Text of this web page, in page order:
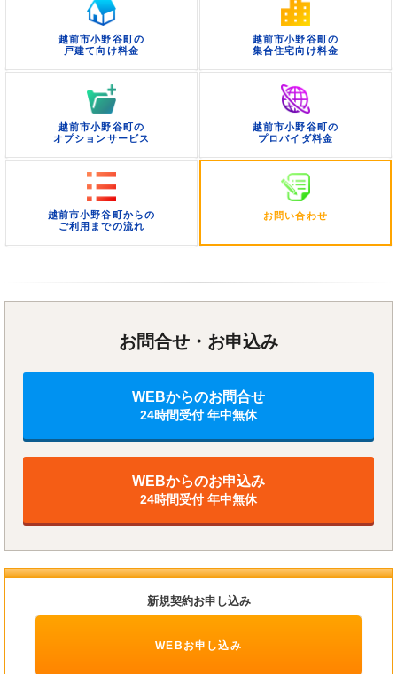
越前市小野谷町の
戸建て向け料金
越前市小野谷町の
集合住宅向け料金
越前市小野谷町の
オプションサービス
越前市小野谷町の
プロバイダ料金
越前市小野谷町からの
ご利用までの流れ
お問い合わせ
お問合せ・お申込み
WEBからのお問合せ
24時間受付 年中無休
WEBからのお申込み
24時間受付 年中無休
新規契約お申し込み
WEBお申し込み